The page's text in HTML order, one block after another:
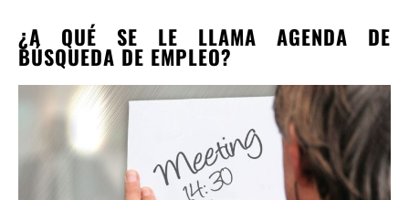
¿A QUÉ SE LE LLAMA AGENDA DE
BÚSQUEDA DE EMPLEO?